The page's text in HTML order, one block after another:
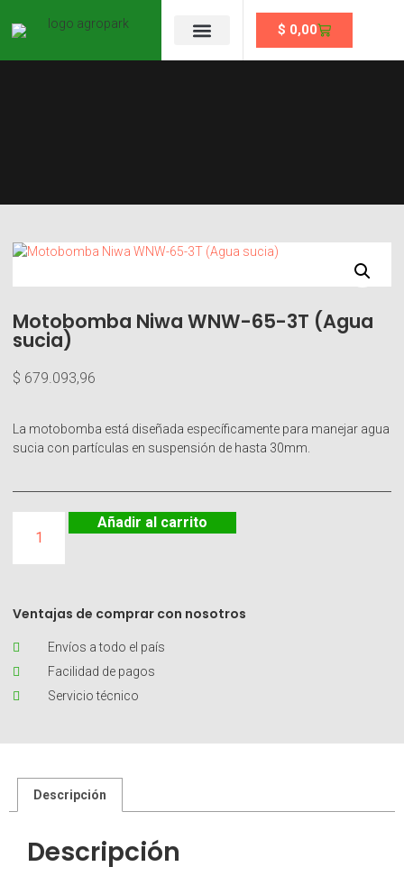
$ 0,00
Motobomba Niwa WNW-65-3T (Agua
sucia)
$ 679.093,96
La motobomba está diseñada específicamente para manejar agua
sucia con partículas en suspensión de hasta 30mm.
Añadir al carrito
Ventajas de comprar con nosotros
Envíos a todo el país
Facilidad de pagos
Servicio técnico
Descripción
Descripción